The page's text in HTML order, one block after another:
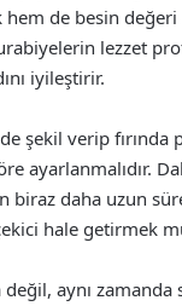
de besin
lezzet
iyileştirir.
şekil verip fırında
ayarlanmalıdır.
biraz daha uzun
hale getirmek
aynı